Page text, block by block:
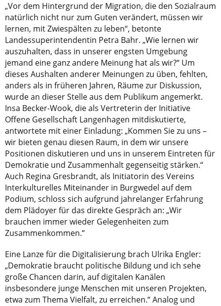
„Vor dem Hintergrund der Migration, die den Sozialraum
natürlich nicht nur zum Guten verändert, müssen wir
lernen, mit Zwiespälten zu leben“, betonte
Landessuperintendentin Petra Bahr. „Wie lernen wir
auszuhalten, dass in unserer engsten Umgebung
jemand eine ganz andere Meinung hat als wir?“ Um
dieses Aushalten anderer Meinungen zu üben, fehlten,
anders als in früheren Jahren, Räume zur Diskussion,
wurde an dieser Stelle aus dem Publikum angemerkt.
Insa Becker-Wook, die als Vertreterin der Initiative
Offene Gesellschaft Langenhagen mitdiskutierte,
antwortete mit einer Einladung: „Kommen Sie zu uns –
wir bieten genau diesen Raum, in dem wir unsere
Positionen diskutieren und uns in unserem Eintreten für
Demokratie und Zusammenhalt gegenseitig stärken.“
Auch Regina Gresbrandt, als Initiatorin des Vereins
Interkulturelles Miteinander in Burgwedel auf dem
Podium, schloss sich aufgrund jahrelanger Erfahrung
dem Plädoyer für das direkte Gespräch an: „Wir
brauchen immer wieder Gelegenheiten zum
Zusammenkommen.“
Eine Lanze für die Digitalisierung brach Ulrika Engler:
„Demokratie braucht politische Bildung und ich sehe
große Chancen darin, auf digitalen Kanälen
insbesondere junge Menschen mit unseren Projekten,
etwa zum Thema Vielfalt, zu erreichen.“ Analog und